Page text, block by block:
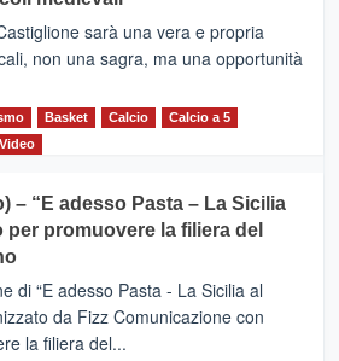
sarà una vera e propria
non una sagra, ma una opportunità
Basket Calcio
Calcio a 5
Video
– “E adesso Pasta – La Sicilia
per promuovere la filiera del
di “E adesso Pasta - La Sicilia al
da Fizz Comunicazione con
la filiera del...